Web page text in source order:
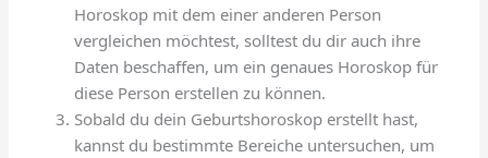
Horoskop mit dem einer anderen Person
vergleichen möchtest, solltest du dir auch ihre
Daten beschaffen, um ein genaues Horoskop für
diese Person erstellen zu können.
Sobald du dein Geburtshoroskop erstellt hast,
kannst du bestimmte Bereiche untersuchen, um